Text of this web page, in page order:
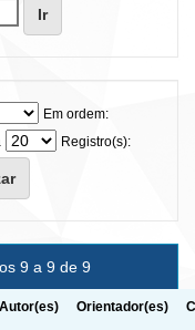
Em ordem:
Registro(s):
9 a 9 de 9
Autor(es) Orientador(es)